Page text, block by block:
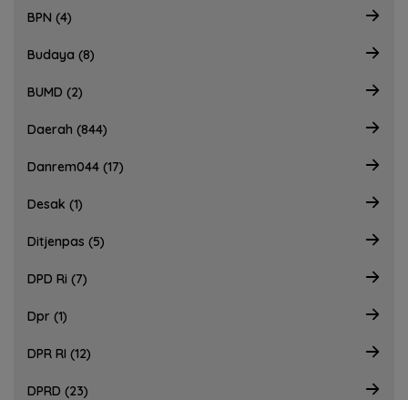
BPN (4)
Budaya (8)
BUMD (2)
Daerah (844)
Danrem044 (17)
Desak (1)
Ditjenpas (5)
DPD Ri (7)
Dpr (1)
DPR RI (12)
DPRD (23)